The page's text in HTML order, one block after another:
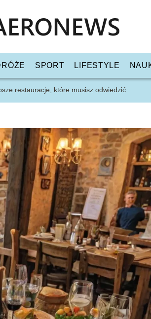
SPORT LIFESTYLE
restauracje, które musisz odwiedzić